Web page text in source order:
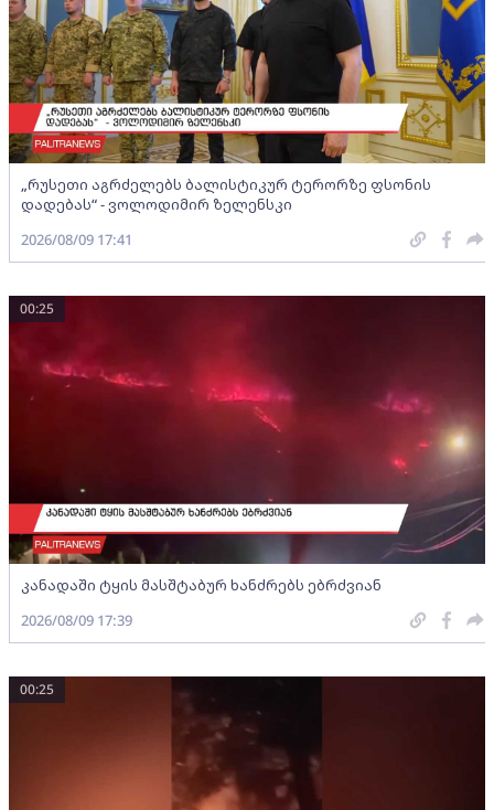
„რუსეთი აგრძელებს ბალისტიკურ ტერორზე ფსონის
დადებას“ - ვოლოდიმირ ზელენსკი
2026/08/09 17:41
კანადაში ტყის მასშტაბურ ხანძრებს ებრძვიან
00:25
2026/08/09 17:39
00:25